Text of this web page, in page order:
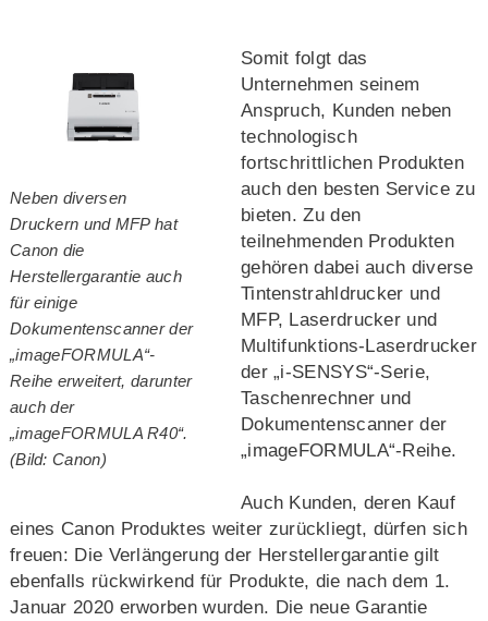
Neben diversen
Druckern und MFP hat
Canon die
Herstellergarantie auch
für einige
Dokumentenscanner der
„imageFORMULA“-
Reihe erweitert, darunter
auch der
„imageFORMULA R40“.
(Bild: Canon)
Somit folgt das
Unternehmen seinem
Anspruch, Kunden neben
technologisch
fortschrittlichen Produkten
auch den besten Service zu
bieten. Zu den
teilnehmenden Produkten
gehören dabei auch diverse
Tintenstrahldrucker und
MFP, Laserdrucker und
Multifunktions-Laserdrucker
der „i-SENSYS“-Serie,
Taschenrechner und
Dokumentenscanner der
„imageFORMULA“-Reihe.
Auch Kunden, deren Kauf
eines Canon Produktes weiter zurückliegt, dürfen sich
freuen: Die Verlängerung der Herstellergarantie gilt
ebenfalls rückwirkend für Produkte, die nach dem 1.
Januar 2020 erworben wurden. Die neue Garantie